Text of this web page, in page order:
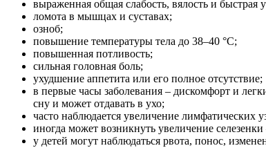
выраженная общая слабость, вялость и быстрая
ломота в мышцах и суставах;
озноб;
повышение температуры тела до 38–40 °С;
повышенная потливость;
сильная головная боль;
ухудшение аппетита или его полное отсутствие;
в первые часы заболевания – дискомфорт и
сну и может отдавать в ухо;
часто наблюдается увеличение лимфатических
иногда может возникнуть увеличение
у детей могут наблюдаться рвота, понос,